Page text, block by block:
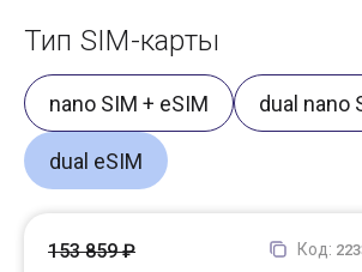
Тип SIM-карты
nano SIM + eSIM dual nano
dual eSIM
Код:
153 859 ₽